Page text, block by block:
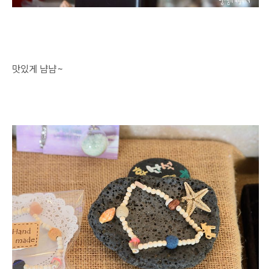
맛있게 냠냠~